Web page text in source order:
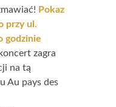
Pokaz
przy ul.
godzinie
zagra
na tą
Au pays des